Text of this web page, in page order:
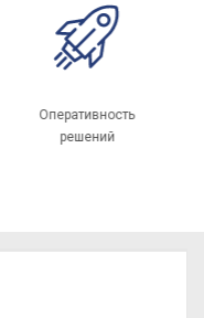
Оперативность
решений